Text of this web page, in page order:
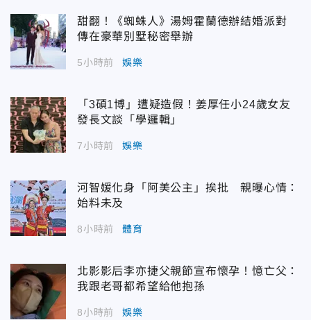
甜翻！《蜘蛛人》湯姆霍蘭德辦結婚派對
傳在豪華別墅秘密舉辦
5小時前 娛樂
「3碩1博」遭疑造假！姜厚任小24歲女友
發長文談「學邏輯」
7小時前 娛樂
河智媛化身「阿美公主」挨批 親曝心情：
始料未及
8小時前 體育
北影影后李亦捷父親節宣布懷孕！憶亡父：
我跟老哥都希望給他抱孫
8小時前 娛樂